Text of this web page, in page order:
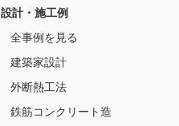
設計・施工例
全事例を見る
建築家設計
外断熱工法
鉄筋コンクリート造